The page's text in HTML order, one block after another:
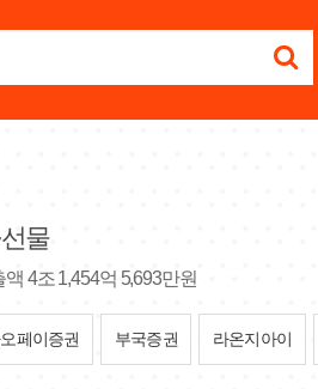
물
액 4조 1,454억 5,693만원
페이증권 부국증권 라온지아이